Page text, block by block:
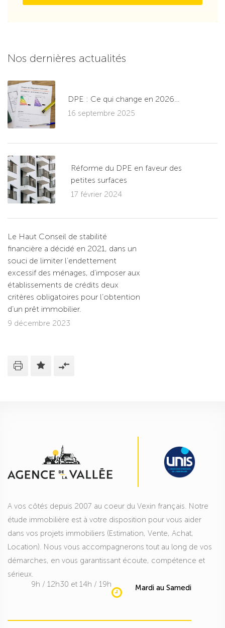
Nos dernières actualités
DPE : Ce qui change en 2026…
16 septembre 2025
Réforme du DPE en faveur des
petites surfaces
17 février 2024
Le Haut Conseil de stabilité
financière a décidé en 2021, dans un
souci de limiter l’endettement
excessif des ménages, d’imposer aux
établissements de crédits deux
critères obligatoires pour l’obtention
d’un prêt immobilier.
9 décembre 2023
A vos côtés depuis 2007 au coeur du Vexin français. Notre
étude immobilière est à votre disposition pour vous aider
dans vos projets immobiliers (Estimation, Vente, Achat,
Location). Nous vous accompagnerons tout au long de vos
démarches, en vous garantissant écoute, compétence et
sérieux.
Mardi au Samedi
9h / 12h30 et 14h / 19h